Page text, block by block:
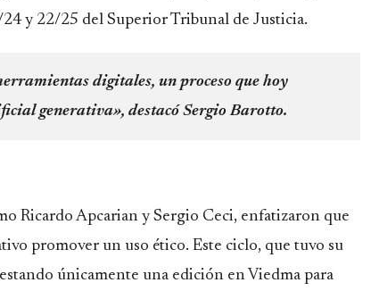
y 22/25 del Superior Tribunal de Justicia.
digitales, un proceso que hoy
generativa», destacó Sergio Barotto.
Ricardo Apcarian y Sergio Ceci, enfatizaron que
promover un uso ético. Este ciclo, que tuvo su
únicamente una edición en Viedma para